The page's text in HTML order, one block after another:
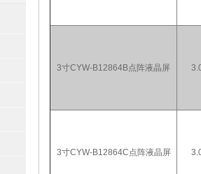
3寸CYW-B12864B点阵液晶屏
3寸CYW-B12864C点阵液晶屏